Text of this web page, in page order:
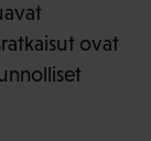
ovat